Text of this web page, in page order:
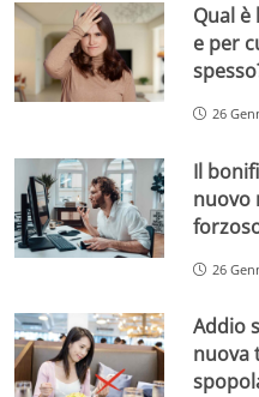
Qual è
e per
26
Il
nuovo
26
Addio
nuova